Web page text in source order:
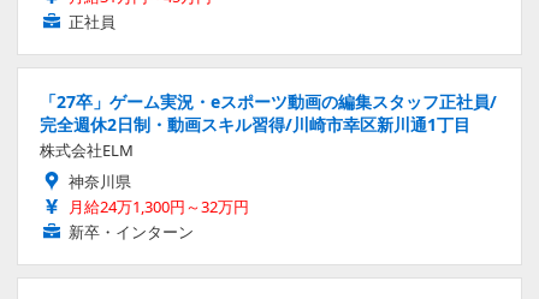
正社員
「27卒」ゲーム実況・eスポーツ動画の編集スタッフ正社員/
完全週休2日制・動画スキル習得/川崎市幸区新川通1丁目
株式会社ELM
神奈川県
月給24万1,300円～32万円
新卒・インターン